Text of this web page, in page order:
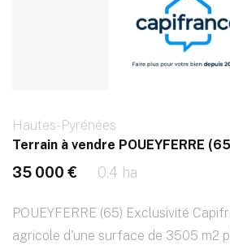
Hautes-Pyrénées
Terrain à vendre POUEYFERRE
35 000 € 0.4 ha
POUEYFERRE (65) Exclusivité
agricole d'une surface de 3505 m2